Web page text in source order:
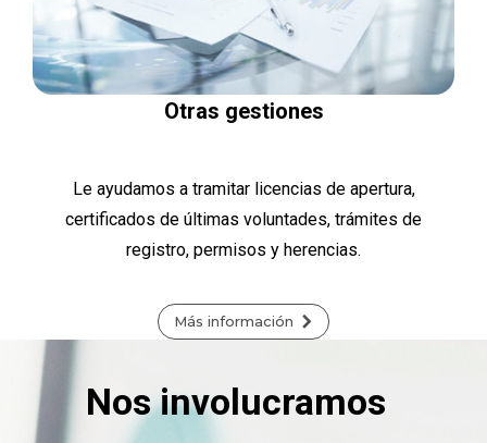
Otras gestiones
Le ayudamos a tramitar licencias de apertura,
certificados de últimas voluntades, trámites de
registro, permisos y herencias.
Más información
Nos involucramos